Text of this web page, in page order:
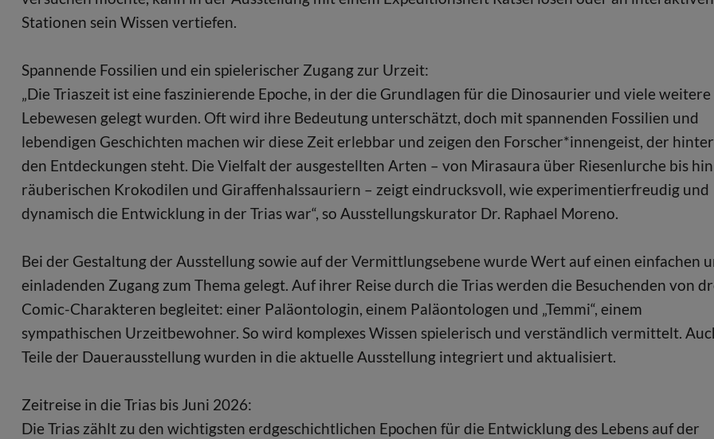
Stationen sein Wissen vertiefen.
Spannende Fossilien und ein spielerischer Zugang zur Urzeit:
„Die Triaszeit ist eine faszinierende Epoche, in der die Grundlagen für die Dinosaurier und viele weitere
Lebewesen gelegt wurden. Oft wird ihre Bedeutung unterschätzt, doch mit spannenden Fossilien und
lebendigen Geschichten machen wir diese Zeit erlebbar und zeigen den Forscher*innengeist, der hinter
den Entdeckungen steht. Die Vielfalt der ausgestellten Arten – von Mirasaura über Riesenlurche bis hin
räuberischen Krokodilen und Giraffenhalssauriern – zeigt eindrucksvoll, wie experimentierfreudig und
dynamisch die Entwicklung in der Trias war“, so Ausstellungskurator Dr. Raphael Moreno.
Bei der Gestaltung der Ausstellung sowie auf der Vermittlungsebene wurde Wert auf einen einfachen
einladenden Zugang zum Thema gelegt. Auf ihrer Reise durch die Trias werden die Besuchenden von
Comic-Charakteren begleitet: einer Paläontologin, einem Paläontologen und „Temmi“, einem
sympathischen Urzeitbewohner. So wird komplexes Wissen spielerisch und verständlich vermittelt.
Teile der Dauerausstellung wurden in die aktuelle Ausstellung integriert und aktualisiert.
Zeitreise in die Trias bis Juni 2026:
Die Trias zählt zu den wichtigsten erdgeschichtlichen Epochen für die Entwicklung des Lebens auf der